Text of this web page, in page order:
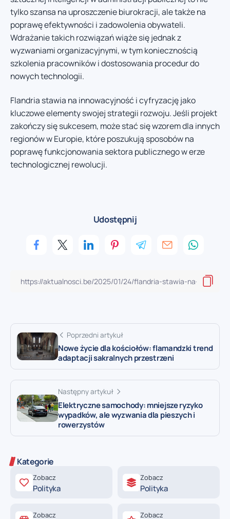
tylko szansa na uproszczenie biurokracji, ale także na
poprawę efektywności i zadowolenia obywateli.
Wdrażanie takich rozwiązań wiąże się jednak z
wyzwaniami organizacyjnymi, w tym koniecznością
szkolenia pracowników i dostosowania procedur do
nowych technologii.
Flandria stawia na innowacyjność i cyfryzację jako
kluczowe elementy swojej strategii rozwoju. Jeśli projekt
zakończy się sukcesem, może stać się wzorem dla innych
regionów w Europie, które poszukują sposobów na
poprawę funkcjonowania sektora publicznego w erze
technologicznej rewolucji.
Udostępnij
Poprzedni artykuł
Nowe życie dla kościołów: flamandzki trend
adaptacji sakralnych przestrzeni
Następny artykuł
Elektryczne samochody: mniejsze ryzyko
wypadków, ale wyzwania dla pieszych i
rowerzystów
Kategorie
Zobacz
Polityka
Zobacz
Polityka
Zobacz Zobacz